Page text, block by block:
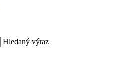
Hledaný výraz